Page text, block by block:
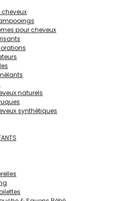
pour cheveux
naturels
synthétiques